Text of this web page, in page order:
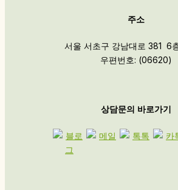
주소
서울 서초구 강남대로 381 6
우편번호: (06620)
상담문의 바로가기